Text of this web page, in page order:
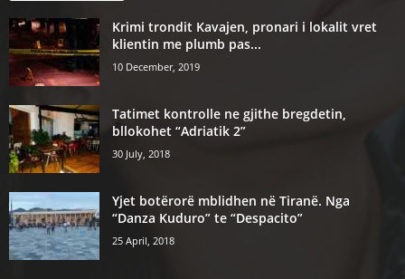
Krimi trondit Kavajen, pronari i lokalit vret
klientin me plumb pas...
10 December, 2019
Tatimet kontrolle ne gjithe bregdetin,
bllokohet “Adriatik 2”
30 July, 2018
Yjet botërorë mblidhen në Tiranë. Nga
“Danza Kuduro” te “Despacito”
25 April, 2018